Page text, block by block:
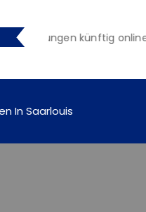
künftig online
In Saarlouis